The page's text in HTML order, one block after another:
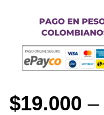
$19.000 –